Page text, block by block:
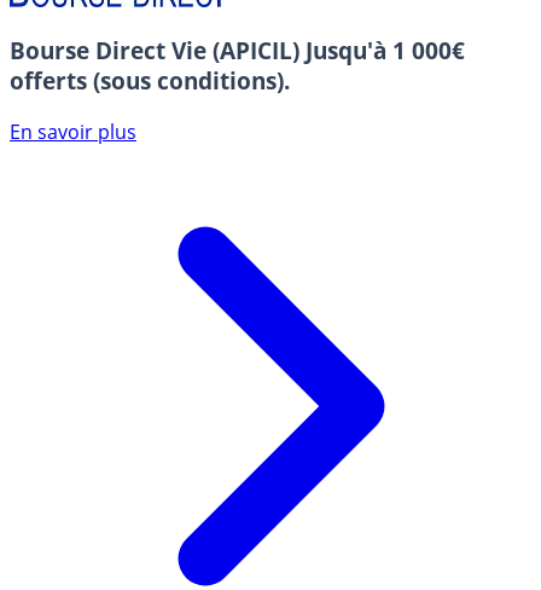
Bourse Direct Vie (APICIL) Jusqu'à 1 000€
offerts (sous conditions).
En savoir plus